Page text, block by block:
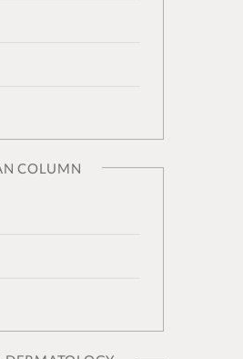
e
COLUMN